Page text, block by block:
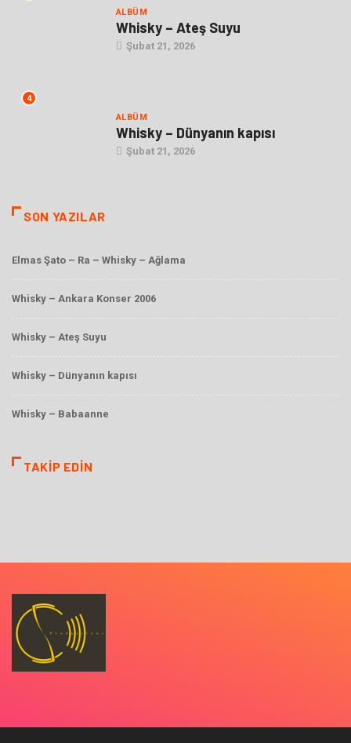
ALBÜM
Whisky – Ateş Suyu
Şubat 21, 2026
4
ALBÜM
Whisky – Dünyanın kapısı
Şubat 21, 2026
SON YAZILAR
Elmas Şato – Ra – Whisky – Ağlama
Whisky – Ankara Konser 2006
Whisky – Ateş Suyu
Whisky – Dünyanın kapısı
Whisky – Babaanne
TAKIP EDIN